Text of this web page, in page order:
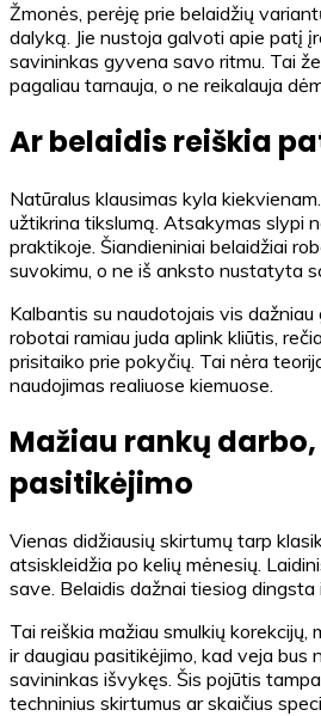
Žmonės, perėję prie belaidžių
dalyką. Jie nustoja galvoti apie patį
savininkas gyvena savo ritmu. Tai
pagaliau tarnauja, o ne reikalauja
Ar belaidis reiškia
Natūralus klausimas kyla
užtikrina tikslumą. Atsakymas slypi
praktikoje. Šiandieniniai belaidžiai
suvokimu, o ne iš anksto nustatyta
Kalbantis su naudotojais vis dažniau
robotai ramiau juda aplink kliūtis,
prisitaiko prie pokyčių. Tai nėra
naudojimas realiuose kiemuose.
Mažiau rankų
pasitikėjimo
Vienas didžiausių skirtumų tarp
atsiskleidžia po kelių mėnesių.
save. Belaidis dažnai tiesiog dingsta
Tai reiškia mažiau smulkių korekcijų,
ir daugiau pasitikėjimo, kad veja bus
savininkas išvykęs. Šis pojūtis
techninius skirtumus ar skaičius